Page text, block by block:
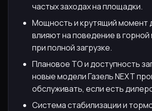
частых заходах на площадки.
Мощность и крутящий момент
влияют на поведение в горной
при полной загрузке.
Плановое ТО и доступность
новые модели Газель NEXT
обслуживать, если есть
Система стабилизации и